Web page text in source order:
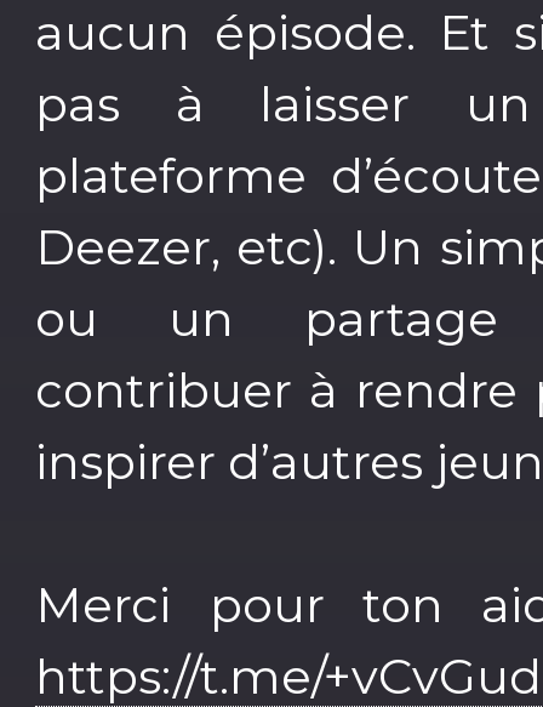
aucun épisode. Et
pas à laisser
plateforme
Deezer, etc). Un
ou un partage
contribuer à rendre
inspirer d’autres
Merci pour ton
https://t.me/